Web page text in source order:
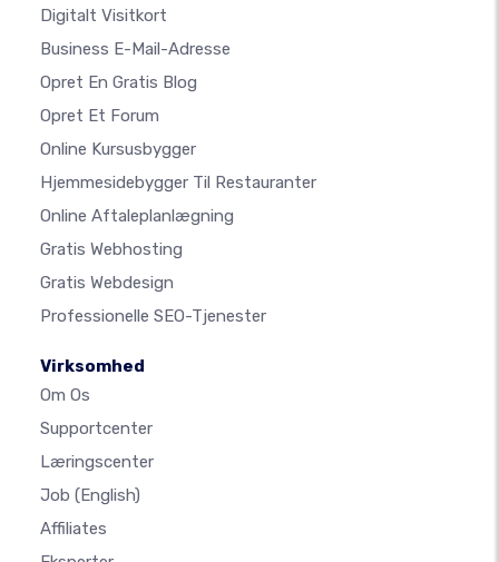
Digitalt Visitkort
Business E-Mail-Adresse
Opret En Gratis Blog
Opret Et Forum
Online Kursusbygger
Hjemmesidebygger Til Restauranter
Online Aftaleplanlægning
Gratis Webhosting
Gratis Webdesign
Professionelle SEO-Tjenester
Virksomhed
Om Os
Supportcenter
Læringscenter
Job (English)
Affiliates